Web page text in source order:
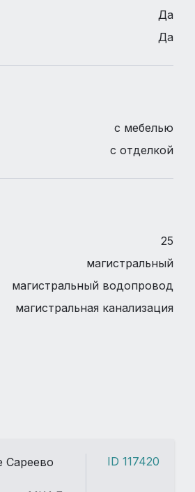
Да
Да
с мебелью
с отделкой
25
магистральный
магистральный водопровод
магистральная канализация
Сареево ID 117420